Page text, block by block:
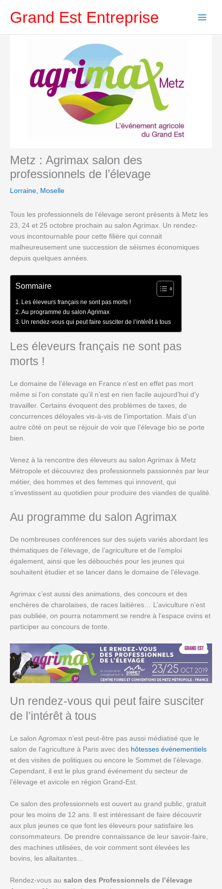
Grand Est Entreprise
Metz : Agrimax salon des
professionnels de l’élevage
Lorraine, Moselle
Tous les professionnels de l’élevage seront présents à Metz les
23, 24 et 25 octobre prochain au salon Agrimax. Un rendez-
vous incontournable pour cette filière qui connait
malheureusement une succession de séismes économiques
depuis quelques années.
Sommaire
Les éleveurs français ne sont pas morts !
Au programme du salon Agrimax
Un rendez-vous qui peut faire susciter de l’intérêt à tous
Les éleveurs français ne sont pas
morts !
Le domaine de l’élevage en France n’est en effet pas mort
même si l’on constate qu’il n’est en rien facile aujourd’hui d’y
travailler. Certains évoquent des problèmes de taxes, de
concurrences déloyales vis-à-vis de l’importation. Mais d’un
autre côté on peut se réjouir de voir que l’élevage bio se porte
bien.
Venez à la rencontre des éleveurs au salon Agrimax à Metz
Métropole et découvrez des professionnels passionnés par leur
métier, des hommes et des femmes qui innovent, qui
s’investissent au quotidien pour produire des viandes de qualité.
Au programme du salon Agrimax
De nombreuses conférences sur des sujets variés abordant les
thématiques de l’élevage, de l’agriculture et de l’emploi
également, ainsi que les débouchés pour les jeunes qui
souhaitent étudier et se lancer dans le domaine de l’élevage.
Agrimax c’est aussi des animations, des concours et des
enchères de charolaises, de races laitières… L’aviculture n’est
pas oubliée, on pourra notamment se rendre à l’espace ovins et
participer au concours de tonte.
Un rendez-vous qui peut faire susciter
de l’intérêt à tous
Le salon Agromax n’est peut-être pas aussi médiatisé que le
salon de l’agriculture à Paris avec des hôtesses événementiels
et des visites de politiques ou encore le Sommet de l’élevage.
Cependant, il est le plus grand événement du secteur de
l’élevage et avicole en région Grand-Est.
Ce salon des professionnels est ouvert au grand public, gratuit
pour les moins de 12 ans. Il est intéressant de faire découvrir
aux plus jeunes ce que font les éleveurs pour satisfaire les
consommateurs. De prendre connaissance de leur savoir-faire,
des machines utilisées, de voir comment sont élevées les
bovins, les allaitantes…
Rendez-vous au salon des Professionnels de l’élevage